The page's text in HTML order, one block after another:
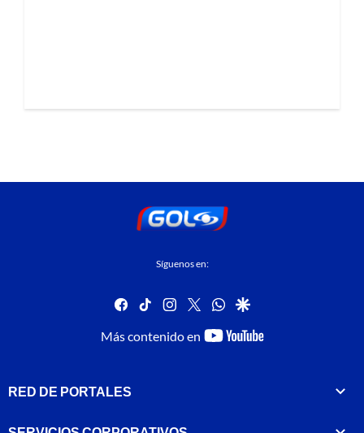
Síguenos en:
facebook
tiktok instagram
twitterwhatsapp
google
Más contenido en
youtube-
RED DE PORTALES